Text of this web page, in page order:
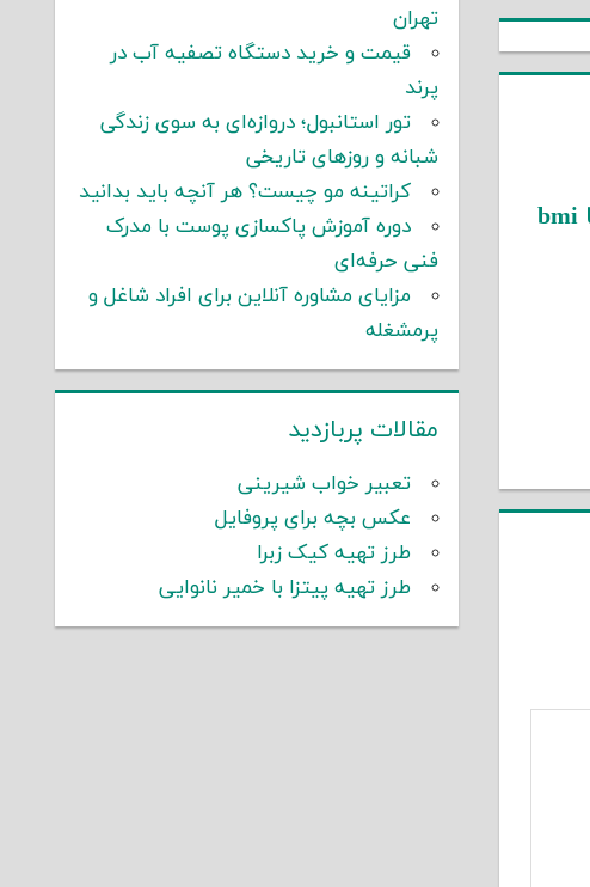
نحوه محاسبه بی ام ای یا bmi
تهران
قیمت و خرید دستگاه تصفیه آب در
پرند
تور استانبول؛ دروازه‌ای به سوی زندگی
شبانه و روزهای تاریخی
کراتینه مو چیست؟ هر آنچه باید بدانید
دوره آموزش پاکسازی پوست با مدرک
فنی حرفه‌ای
مزایای مشاوره آنلاین برای افراد شاغل و
پرمشغله
مقالات پربازدید
تعبیر خواب شیرینی
عکس بچه برای پروفایل
طرز تهیه کیک زبرا
طرز تهیه پیتزا با خمیر نانوایی